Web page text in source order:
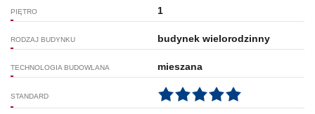
PIĘTRO 1
RODZAJ BUDYNKU budynek wielorodzinny
TECHNOLOGIA BUDOWLANA mieszana
STANDARD